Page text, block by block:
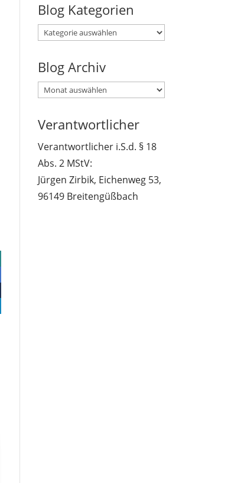
Blog Kategorien
Blog
Blog Archiv
Blog
Verantwortlicher
Verantwortlicher i.S.d. § 18
Abs. 2 MStV:
Jürgen Zirbik, Eichenweg 53,
96149 Breitengüßbach